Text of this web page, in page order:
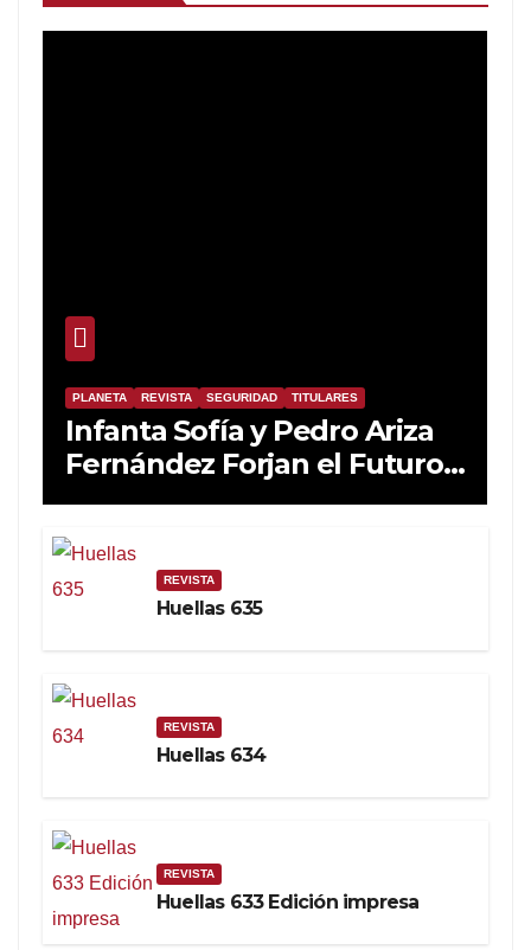
PLANETA REVISTA SEGURIDAD TITULARES
Infanta Sofía y Pedro Ariza
Fernández Forjan el Futuro
de la Soberanía Real
REVISTA
Huellas 635
REVISTA
Huellas 634
REVISTA
Huellas 633 Edición impresa